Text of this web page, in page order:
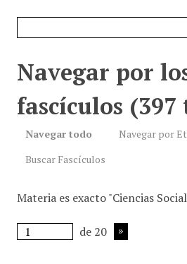
Navegar por
fascículos
Navegar todo
Navegar por
Buscar Fascículos
Materia es exacto "Ciencias
de 20